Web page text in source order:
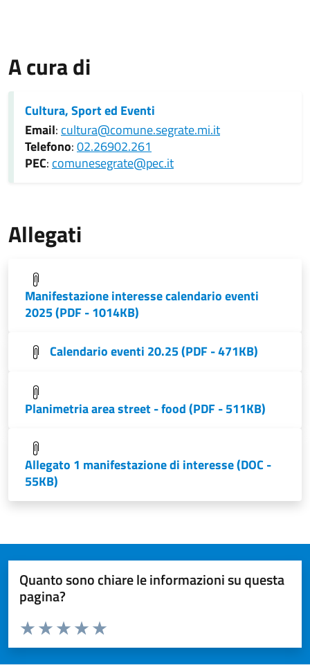
A cura di
Cultura, Sport ed Eventi
Email: cultura@comune.segrate.mi.it
Telefono:02.26902.261
PEC: comunesegrate@pec.it
Allegati
Manifestazione interesse calendario eventi
2025 (PDF - 1014KB)
Calendario eventi 20.25 (PDF - 471KB)
Planimetria area street - food (PDF - 511KB)
Allegato 1 manifestazione di interesse (DOC -
55KB)
Quanto sono chiare le informazioni su questa
pagina?
Valuta da 1 a 5 stelle la pagina
Valuta 5 stelle su 5
Valuta 4 stelle su 5
Valuta 3 stelle su 5
Valuta 2 stelle su 5
Valuta 1 stelle su 5